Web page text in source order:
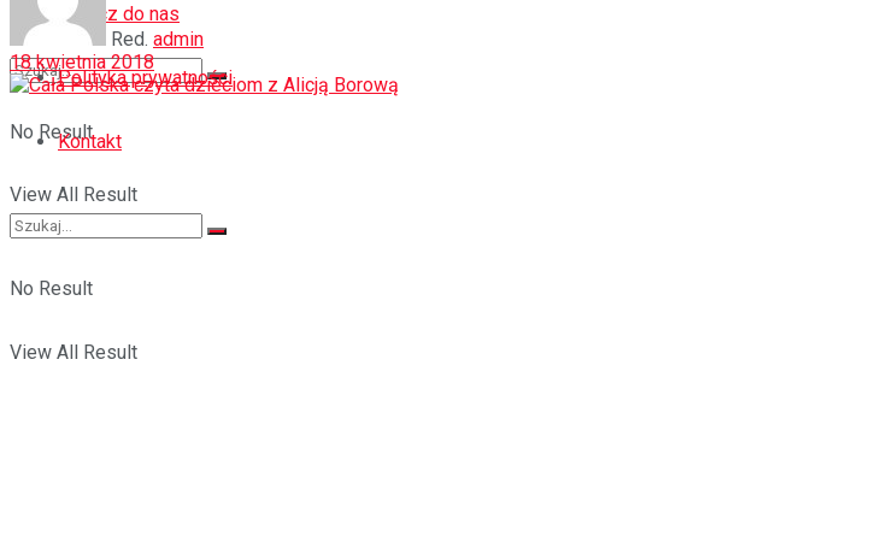
No Result
View All Result
Dołącz do nas
Polityka prywatności
Kontakt
No Result
View All Result
Red. admin
18 kwietnia 2018